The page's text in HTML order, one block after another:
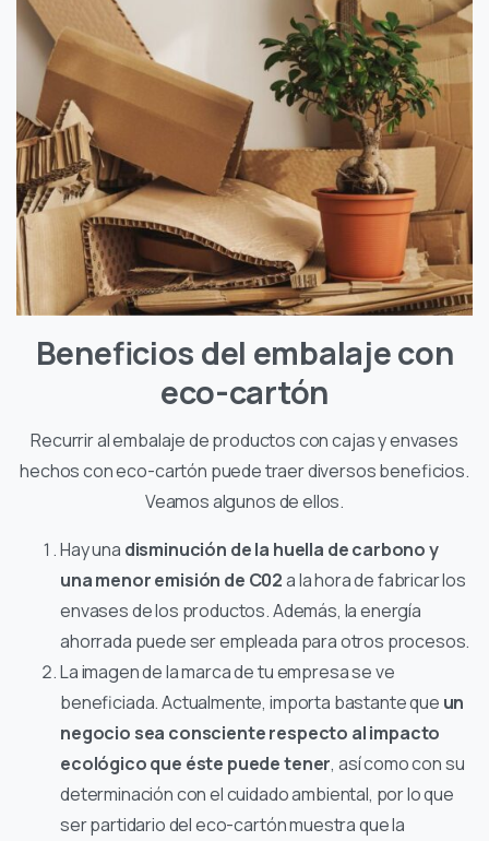
Beneficios del embalaje con
eco-cartón
Recurrir al embalaje de productos con cajas y envases
hechos con eco-cartón puede traer diversos beneficios.
Veamos algunos de ellos.
Hay una disminución de la huella de carbono y
una menor emisión de C02a la hora de fabricar los
envases de los productos. Además, la energía
ahorrada puede ser empleada para otros procesos.
La imagen de la marca de tu empresa se ve
beneficiada. Actualmente, importa bastante que un
negocio sea consciente respecto al impacto
ecológico que éste puede tener, así como con su
determinación con el cuidado ambiental, por lo que
ser partidario del eco-cartón muestra que la